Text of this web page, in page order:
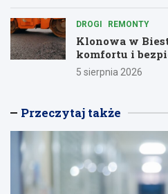
DROGI REMONTY
Klonowa w
komfortu i
5 sierpnia 2026
Przeczytaj także